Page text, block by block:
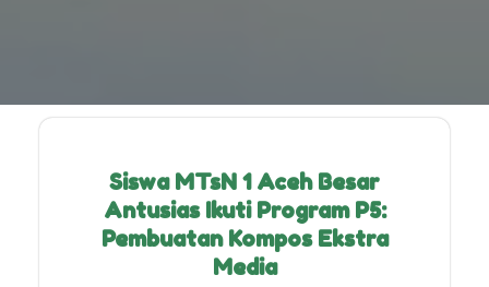
Siswa MTsN 1 Aceh Besar
Antusias Ikuti Program P5:
Pembuatan Kompos Ekstra
Media